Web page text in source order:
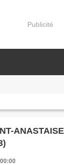
Publicité